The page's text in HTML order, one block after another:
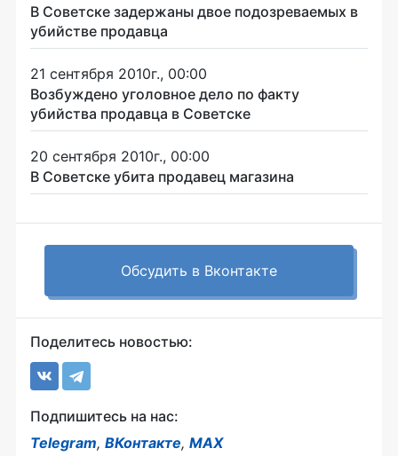
В Советске задержаны двое подозреваемых в
убийстве продавца
21 сентября 2010г., 00:00
Возбуждено уголовное дело по факту
убийства продавца в Советске
20 сентября 2010г., 00:00
В Советске убита продавец магазина
Обсудить в Вконтакте
Поделитесь новостью:
Подпишитесь на нас:
Telegram, ВКонтакте, MAX